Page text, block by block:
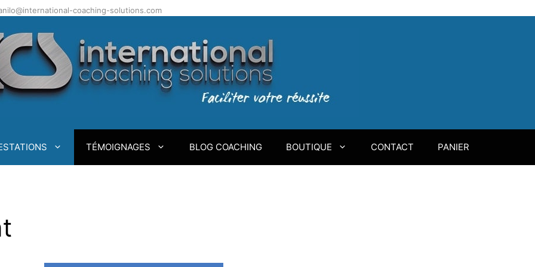
coaching-solutions.com
TÉMOIGNAGES BLOG COACHING BOUTIQUE CONTACT PANIER